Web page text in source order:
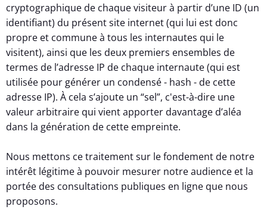
cryptographique de chaque visiteur à partir d’une ID (un
identifiant) du présent site internet (qui lui est donc
propre et commune à tous les internautes qui le
visitent), ainsi que les deux premiers ensembles de
termes de l’adresse IP de chaque internaute (qui est
utilisée pour générer un condensé - hash - de cette
adresse IP). À cela s’ajoute un “sel”, c'est-à-dire une
valeur arbitraire qui vient apporter davantage d’aléa
dans la génération de cette empreinte.
Nous mettons ce traitement sur le fondement de notre
intérêt légitime à pouvoir mesurer notre audience et la
portée des consultations publiques en ligne que nous
proposons.